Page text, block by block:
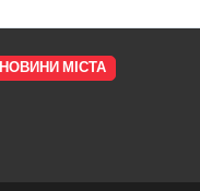
НОВИНИ МІСТА